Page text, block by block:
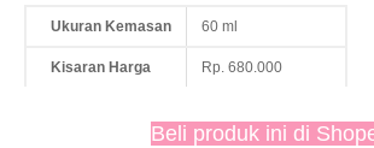
Ukuran Kemasan 60 ml
Kisaran Harga Rp. 680.000
Beli produk ini di